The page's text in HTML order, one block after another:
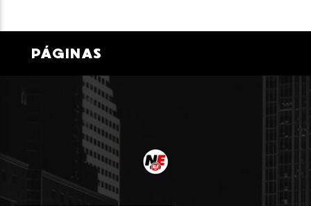
PÁGINAS